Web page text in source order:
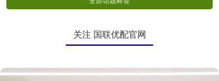
关注 国联优配官网